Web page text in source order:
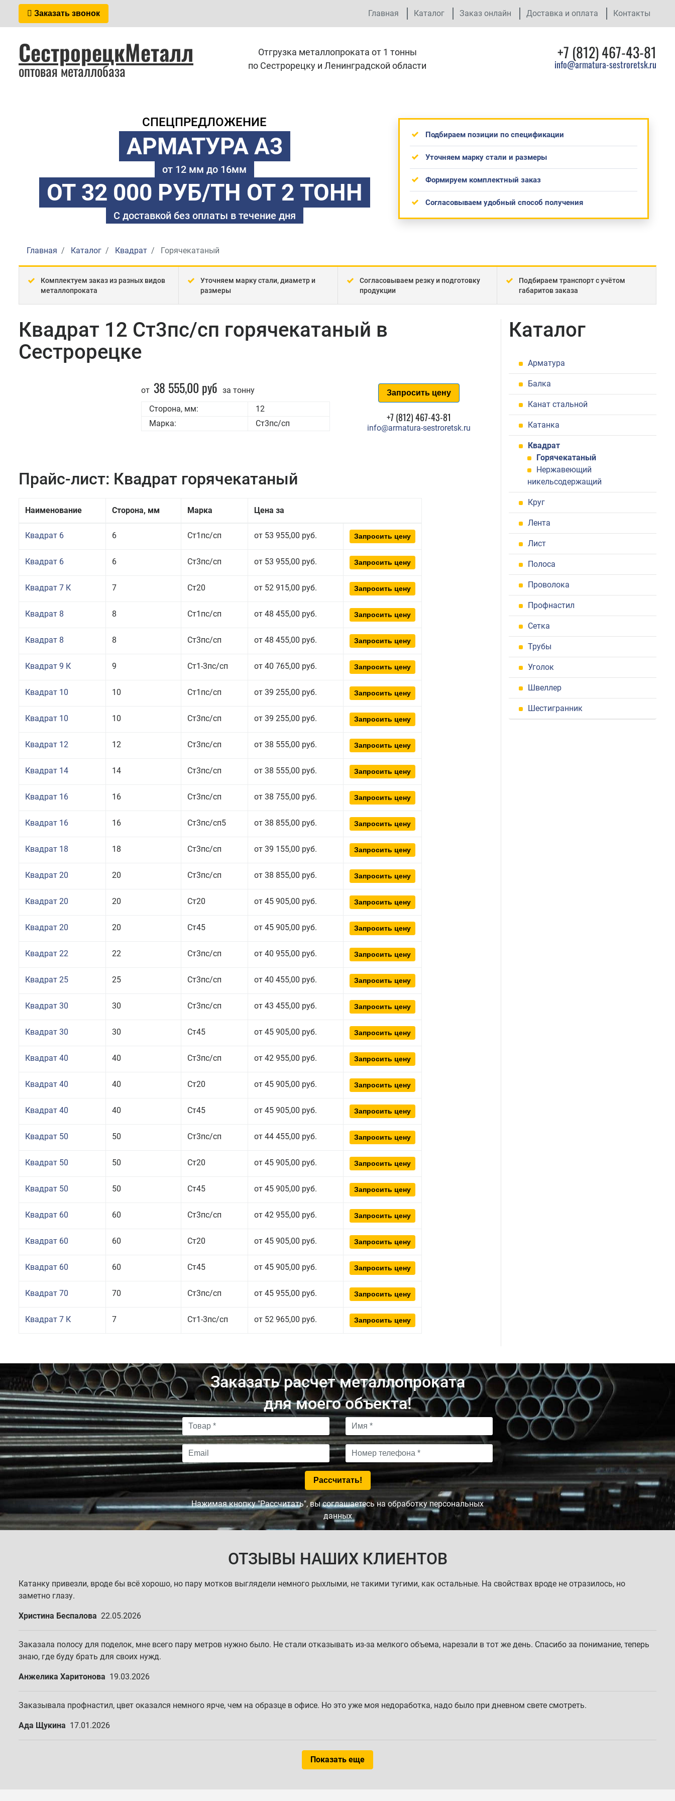
Заказать звонок Главная Каталог Заказ онлайн Доставка и оплата Контакты
СестрорецкМеталл
оптовая металлобаза
Отгрузка металлопроката от 1 тонны
по Сестрорецку и Ленинградской области
+7 (812) 467-43-81
info@armatura-sestroretsk.ru
СПЕЦПРЕДЛОЖЕНИЕ
АРМАТУРА А3
от 12 мм до 16мм
ОТ 32 000 РУБ/ТН ОТ 2 ТОНН
С доставкой без оплаты в течение дня
Подбираем позиции по спецификации
Уточняем марку стали и размеры
Формируем комплектный заказ
Согласовываем удобный способ получения
Главная Каталог Квадрат Горячекатаный
Комплектуем заказ из разных видов
металлопроката
Уточняем марку стали, диаметр и
размеры
Согласовываем резку и подготовку
продукции
Подбираем транспорт с учётом
габаритов заказа
Квадрат 12 Ст3пс/сп горячекатаный в
Сестрорецке
от 38 555,00 руб за тонну
Сторона, мм:
12
Марка:
Ст3пс/сп
Запросить цену
+7 (812) 467-43-81
info@armatura-sestroretsk.ru
Прайс-лист: Квадрат горячекатаный
Наименование Сторона, мм Марка Цена за
Квадрат 6 6 Ст1пс/сп от 53 955,00 руб. Запросить цену
Квадрат 6 6 Ст3пс/сп от 53 955,00 руб. Запросить цену
Квадрат 7 К 7 Ст20 от 52 915,00 руб. Запросить цену
Квадрат 8 8 Ст1пс/сп от 48 455,00 руб. Запросить цену
Квадрат 8 8 Ст3пс/сп от 48 455,00 руб. Запросить цену
Квадрат 9 К 9 Ст1-3пс/сп от 40 765,00 руб. Запросить цену
Квадрат 10 10 Ст1пс/сп от 39 255,00 руб. Запросить цену
Квадрат 10 10 Ст3пс/сп от 39 255,00 руб. Запросить цену
Квадрат 12 12 Ст3пс/сп от 38 555,00 руб. Запросить цену
Квадрат 14 14 Ст3пс/сп от 38 555,00 руб. Запросить цену
Квадрат 16 16 Ст3пс/сп от 38 755,00 руб. Запросить цену
Квадрат 16 16 Ст3пс/сп5 от 38 855,00 руб. Запросить цену
Квадрат 18 18 Ст3пс/сп от 39 155,00 руб. Запросить цену
Квадрат 20 20 Ст3пс/сп от 38 855,00 руб. Запросить цену
Квадрат 20 20 Ст20 от 45 905,00 руб. Запросить цену
Квадрат 20 20 Ст45 от 45 905,00 руб. Запросить цену
Квадрат 22 22 Ст3пс/сп от 40 955,00 руб. Запросить цену
Квадрат 25 25 Ст3пс/сп от 40 455,00 руб. Запросить цену
Квадрат 30 30 Ст3пс/сп от 43 455,00 руб. Запросить цену
Квадрат 30 30 Ст45 от 45 905,00 руб. Запросить цену
Квадрат 40 40 Ст3пс/сп от 42 955,00 руб. Запросить цену
Квадрат 40 40 Ст20 от 45 905,00 руб. Запросить цену
Квадрат 40 40 Ст45 от 45 905,00 руб. Запросить цену
Квадрат 50 50 Ст3пс/сп от 44 455,00 руб. Запросить цену
Квадрат 50 50 Ст20 от 45 905,00 руб. Запросить цену
Квадрат 50 50 Ст45 от 45 905,00 руб. Запросить цену
Квадрат 60 60 Ст3пс/сп от 42 955,00 руб. Запросить цену
Квадрат 60 60 Ст20 от 45 905,00 руб. Запросить цену
Квадрат 60 60 Ст45 от 45 905,00 руб. Запросить цену
Квадрат 70 70 Ст3пс/сп от 45 955,00 руб. Запросить цену
Квадрат 7 К 7 Ст1-3пс/сп от 52 965,00 руб. Запросить цену
Каталог
Арматура
Балка
Канат стальной
Катанка
Квадрат
Горячекатаный
Нержавеющий
никельсодержащий
Круг
Лента
Лист
Полоса
Проволока
Профнастил
Сетка
Трубы
Уголок
Швеллер
Шестигранник
Заказать расчет металлопроката
для моего объекта!
Нажимая кнопку "Рассчитать", вы соглашаетесь на обработку персональных
данных
ОТЗЫВЫ НАШИХ КЛИЕНТОВ
Катанку привезли, вроде бы всё хорошо, но пару мотков выглядели немного рыхлыми, не такими тугими, как остальные. На свойствах вроде не отразилось, но
заметно глазу.
Христина Беспалова 22.05.2026
Заказала полосу для поделок, мне всего пару метров нужно было. Не стали отказывать из-за мелкого объема, нарезали в тот же день. Спасибо за понимание, теперь
знаю, где буду брать для своих нужд.
Анжелика Харитонова 19.03.2026
Заказывала профнастил, цвет оказался немного ярче, чем на образце в офисе. Но это уже моя недоработка, надо было при дневном свете смотреть.
Ада Щукина 17.01.2026
Показать еще